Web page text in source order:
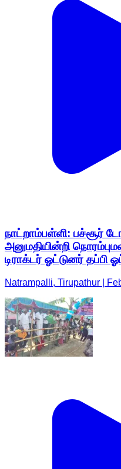
நாட்றாம்பள்ளி: பச்சூர்
அனுமதியின்றி
டிராக்டர் ஓட்டுனர்
Natrampalli, Tirupathur |